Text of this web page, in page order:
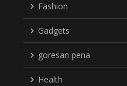
Fashion
Gadgets
goresan pena
Health